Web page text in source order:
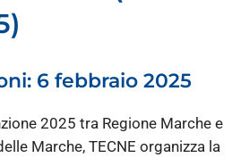
6 febbraio 2025
2025 tra Regione Marche e
Marche, TECNE organizza la